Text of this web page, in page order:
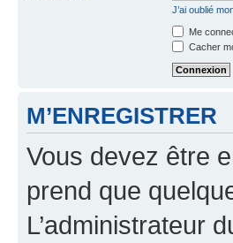
J’ai oublié
Me
Cacher
M’ENREGISTRER
Vous devez être
prend que
L’administrateur